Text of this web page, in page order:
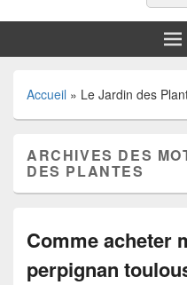
Accueil » Le Jardin des
ARCHIVES DES
DES PLANTES
Comme acheter
perpignan